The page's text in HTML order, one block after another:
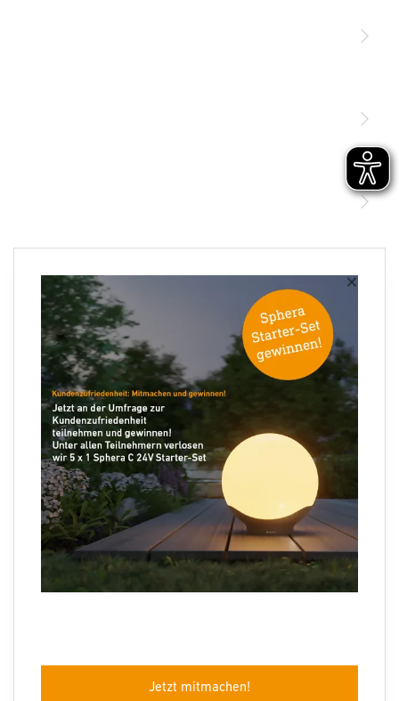
×
Jetzt mitmachen!
Ihre E-Mail Adresse
Folgen Sie uns
Sprachauswahl